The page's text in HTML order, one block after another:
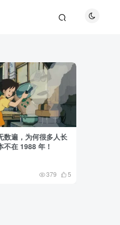
数遍，为何很多人长
不在 1988 年！
379 5